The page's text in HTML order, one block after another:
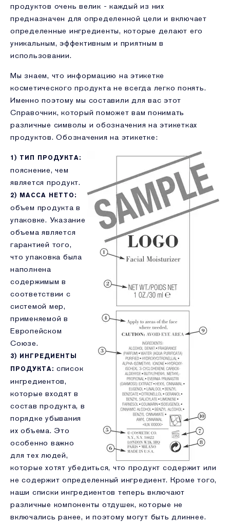
продуктов очень велик - каждый из них
предназначен для определенной цели и включает
определенные ингредиенты, которые делают его
уникальным, эффективным и приятным в
использовании.
Мы знаем, что информацию на этикетке
косметического продукта не всегда легко понять.
Именно поэтому мы составили для вас этот
Справочник, который поможет вам понимать
различные символы и обозначения на этикетках
продуктов. Обозначения на этикетке:
1) ТИП ПРОДУКТА:
пояснение, чем
является продукт.
2) МАССА НЕТТО:
объем продукта в
упаковке. Указание
объема является
гарантией того,
что упаковка была
наполнена
содержимым в
соответствии с
системой мер,
применяемой в
Европейском
Союзе.
3) ИНГРЕДИЕНТЫ
ПРОДУКТА: список
ингредиентов,
которые входят в
состав продукта, в
порядке убывания
их объема. Это
особенно важно
для тех людей,
которые хотят убедиться, что продукт содержит или
не содержит определенный ингредиент. Кроме того,
наши списки ингредиентов теперь включают
различные компоненты отдушек, которые не
включались ранее, и поэтому могут быть длиннее.